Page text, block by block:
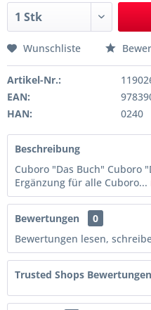
Wunschliste
Artikel-Nr.:
EAN:
HAN:
0240
Beschreibung
Cuboro "Das Buch" Cuboro
Ergänzung für alle Cuboro...
Bewertungen
0
Bewertungen lesen,
Trusted Shops Bewertungen